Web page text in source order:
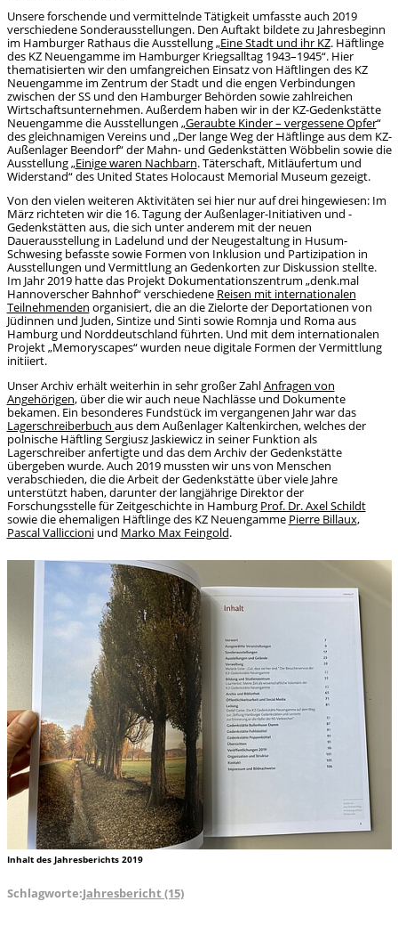
Unsere forschende und vermittelnde Tätigkeit umfasste auch 2019
verschiedene Sonderausstellungen. Den Auftakt bildete zu Jahresbeginn
im Hamburger Rathaus die Ausstellung „Eine Stadt und ihr KZ. Häftlinge
des KZ Neuengamme im Hamburger Kriegsalltag 1943–1945“. Hier
thematisierten wir den umfangreichen Einsatz von Häftlingen des KZ
Neuengamme im Zentrum der Stadt und die engen Verbindungen
zwischen der SS und den Hamburger Behörden sowie zahlreichen
Wirtschaftsunternehmen. Außerdem haben wir in der KZ-Gedenkstätte
Neuengamme die Ausstellungen „Geraubte Kinder – vergessene Opfer“
des gleichnamigen Vereins und „Der lange Weg der Häftlinge aus dem KZ-
Außenlager Beendorf“ der Mahn- und Gedenkstätten Wöbbelin sowie die
Ausstellung „Einige waren Nachbarn. Täterschaft, Mitläufertum und
Widerstand“ des United States Holocaust Memorial Museum gezeigt.
Von den vielen weiteren Aktivitäten sei hier nur auf drei hingewiesen: Im
März richteten wir die 16. Tagung der Außenlager-Initiativen und -
Gedenkstätten aus, die sich unter anderem mit der neuen
Dauerausstellung in Ladelund und der Neugestaltung in Husum-
Schwesing befasste sowie Formen von Inklusion und Partizipation in
Ausstellungen und Vermittlung an Gedenkorten zur Diskussion stellte.
Im Jahr 2019 hatte das Projekt Dokumentationszentrum „denk.mal
Hannoverscher Bahnhof“ verschiedene Reisen mit internationalen
Teilnehmenden organisiert, die an die Zielorte der Deportationen von
Jüdinnen und Juden, Sintize und Sinti sowie Romnja und Roma aus
Hamburg und Norddeutschland führten. Und mit dem internationalen
Projekt „Memoryscapes“ wurden neue digitale Formen der Vermittlung
initiiert.
Unser Archiv erhält weiterhin in sehr großer ZahlAnfragen von
Angehörigen, über die wir auch neue Nachlässe und Dokumente
bekamen. Ein besonderes Fundstück im vergangenen Jahr war das
Lagerschreiberbuch aus dem Außenlager Kaltenkirchen, welches der
polnische Häftling Sergiusz Jaskiewicz in seiner Funktion als
Lagerschreiber anfertigte und das dem Archiv der Gedenkstätte
übergeben wurde. Auch 2019 mussten wir uns von Menschen
verabschieden, die die Arbeit der Gedenkstätte über viele Jahre
unterstützt haben, darunter der langjährige Direktor der
Forschungsstelle für Zeitgeschichte in Hamburg Prof. Dr. Axel Schildt
sowie die ehemaligen Häftlinge des KZ Neuengamme Pierre Billaux,
Pascal Valliccioniund Marko Max Feingold.
Inhalt des Jahresberichts 2019
Schlagworte:Jahresbericht (15)